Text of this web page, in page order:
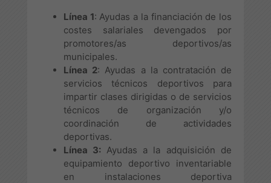
Línea 1: Ayudas a la financiación de los
costes salariales devengados por
promotores/as deportivos/as
municipales.
Línea 2: Ayudas a la contratación de
servicios técnicos deportivos para
impartir clases dirigidas o de servicios
técnicos de organización y/o
coordinación de actividades
deportivas.
Línea 3: Ayudas a la adquisición de
equipamiento deportivo inventariable
en instalaciones deportiva